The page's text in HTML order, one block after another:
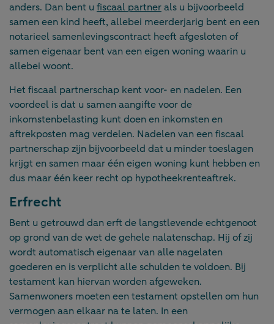
anders. Dan bent u fiscaal partnerals u bijvoorbeeld
samen een kind heeft, allebei meerderjarig bent en een
notarieel samenlevingscontract heeft afgesloten of
samen eigenaar bent van een eigen woning waarin u
allebei woont.
Het fiscaal partnerschap kent voor- en nadelen. Een
voordeel is dat u samen aangifte voor de
inkomstenbelasting kunt doen en inkomsten en
aftrekposten mag verdelen. Nadelen van een fiscaal
partnerschap zijn bijvoorbeeld dat u minder toeslagen
krijgt en samen maar één eigen woning kunt hebben en
dus maar één keer recht op hypotheekrenteaftrek.
Erfrecht
Bent u getrouwd dan erft de langstlevende echtgenoot
op grond van de wet de gehele nalatenschap. Hij of zij
wordt automatisch eigenaar van alle nagelaten
goederen en is verplicht alle schulden te voldoen. Bij
testament kan hiervan worden afgeweken.
Samenwoners moeten een testament opstellen om hun
vermogen aan elkaar na te laten. In een